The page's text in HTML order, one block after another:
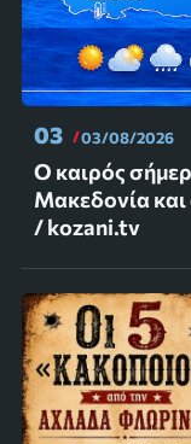
03 03/08/2026
Ο καιρός
Μακεδονία και
/ kozani.tv